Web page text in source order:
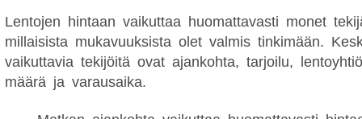
Lentojen hintaan vaikuttaa huomattavasti monet
millaisista mukavuuksista olet valmis tinkimään.
vaikuttavia tekijöitä ovat ajankohta, tarjoilu,
määrä ja varausaika.